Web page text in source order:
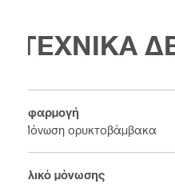
ΤΕΧΝΙΚΑ
Εφαρμογή
Μόνωση ορυκτοβάμβακα
Υλικό μόνωσης